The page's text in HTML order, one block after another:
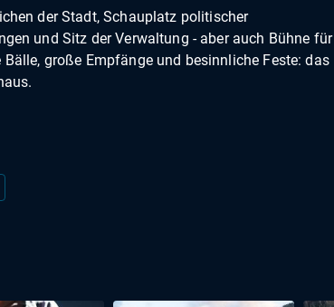
der Stadt, Schauplatz politischer
und Sitz der Verwaltung - aber auch Bühne für
Bälle, große Empfänge und besinnliche Feste: das